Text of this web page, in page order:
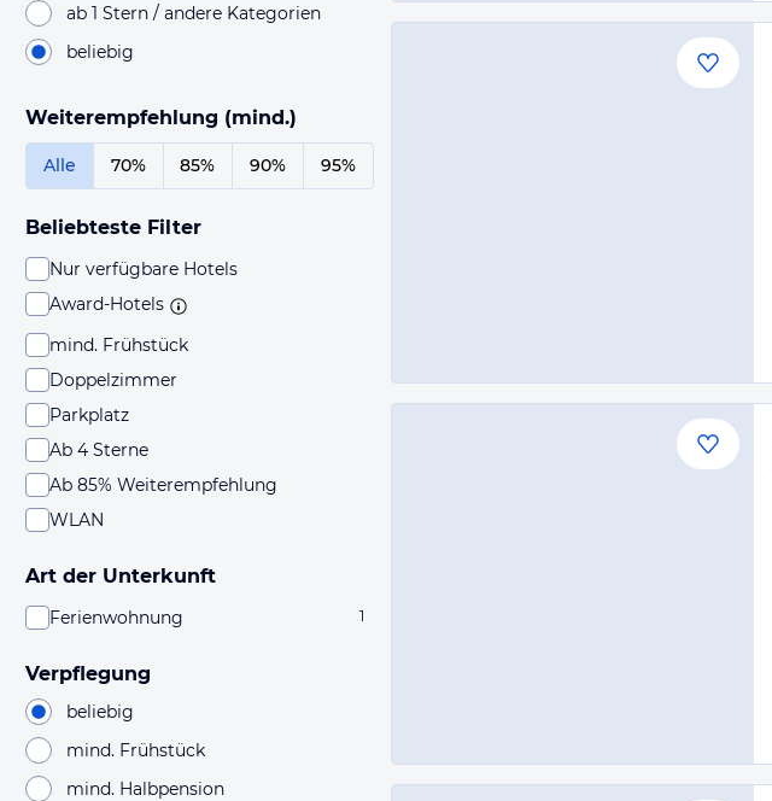
ab 1 Stern / andere Kategorien
beliebig
Weiterempfehlung (mind.)
Alle 70% 85% 90% 95%
Beliebteste Filter
Nur verfügbare Hotels
Award-Hotels
mind. Frühstück
Doppelzimmer
Parkplatz
Ab 4 Sterne
Ab 85% Weiterempfehlung
WLAN
Art der Unterkunft
Ferienwohnung 1
Verpflegung
beliebig
mind. Frühstück
mind. Halbpension